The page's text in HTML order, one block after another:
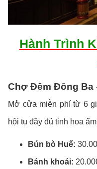
Hành Trình
Chợ Đêm Đông
Mở cửa miễn phí từ 6
hội tụ đầy đủ tinh hoa
Bún bò Huế:
Bánh khoái: